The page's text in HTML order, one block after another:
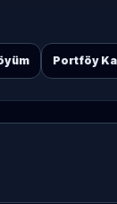
Portföy